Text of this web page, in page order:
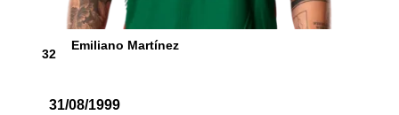
32
Emiliano Martínez
31/08/1999